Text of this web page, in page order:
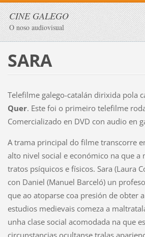
CINE GALEGO
O noso audiovisual
SARA
Telefilme galego-catalán dirixida pola
Quer. Este foi o primeiro telefilme
Comercializado en DVD con audio en
A trama principal do filme transcorre
alto nivel social e económico na que a
tratos psíquicos e físicos. Sara (Laura
con Daniel (Manuel Barceló) un
que ao atoparse coa presión de obter
estudios medievais comeza a
unha clase social acomodada na que
circunstancias ocultanse tralas